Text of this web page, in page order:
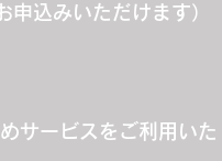
込みいただけます）
サービスをご利用いた